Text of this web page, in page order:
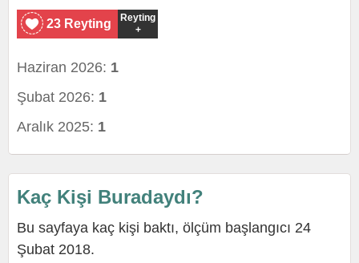
23 Reyting
Reyting
+
Haziran 2026: 1
Şubat 2026: 1
Aralık 2025: 1
Kaç Kişi Buradaydı?
Bu sayfaya kaç kişi baktı, ölçüm başlangıcı 24
Şubat 2018.